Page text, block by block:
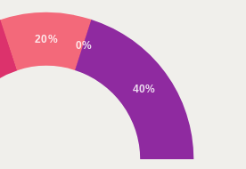
20% 0%
40%